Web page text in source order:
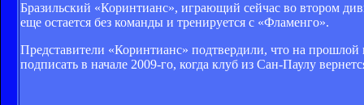
Бразильский «Коринтианс», играющий сейчас во втором
еще остается без команды и тренируется с «Фламенго».
Представители «Коринтианс» подтвердили, что на прошлой
подписать в начале 2009-го, когда клуб из Сан-Паулу